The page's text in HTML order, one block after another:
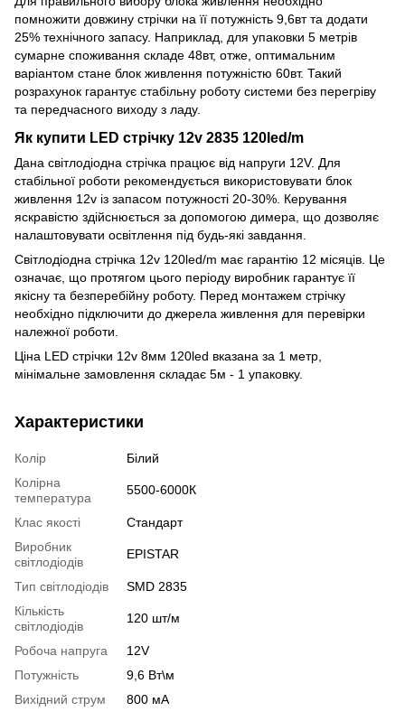
помножити довжину стрічки на її потужність 9,6вт та додати
25% технічного запасу. Наприклад, для упаковки 5 метрів
сумарне споживання складе 48вт, отже, оптимальним
варіантом стане блок живлення потужністю 60вт. Такий
розрахунок гарантує стабільну роботу системи без перегріву
та передчасного виходу з ладу.
Як купити LED стрічку 12v 2835 120led/m
Дана світлодіодна стрічка працює від напруги 12V. Для
стабільної роботи рекомендується використовувати блок
живлення 12v із запасом потужності 20-30%. Керування
яскравістю здійснюється за допомогою димера, що дозволяє
налаштовувати освітлення під будь-які завдання.
Світлодіодна стрічка 12v 120led/m має гарантію 12 місяців. Це
означає, що протягом цього періоду виробник гарантує її
якісну та безперебійну роботу. Перед монтажем стрічку
необхідно підключити до джерела живлення для перевірки
належної роботи.
Ціна LED стрічки 12v 8мм 120led вказана за 1 метр,
мінімальне замовлення складає 5м - 1 упаковку.
Характеристики
Колір
Білий
Колірна
температура
5500-6000К
Клас якості
Стандарт
Виробник
світлодіодів
EPISTAR
Тип світлодіодів
SMD 2835
Кількість
світлодіодів
120 шт/м
Робоча напруга
12V
Потужність
9,6 Вт\м
Вихідний струм
800 мА